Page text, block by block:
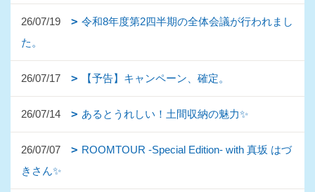
26/07/19
令和8年度第2四半期の全体会議が行われまし
た。
26/07/17 【予告】キャンペーン、確定。
26/07/14 あるとうれしい！土間収納の魅力✨
26/07/07
ROOMTOUR -Special Edition- with 真坂 はづ
きさん✨